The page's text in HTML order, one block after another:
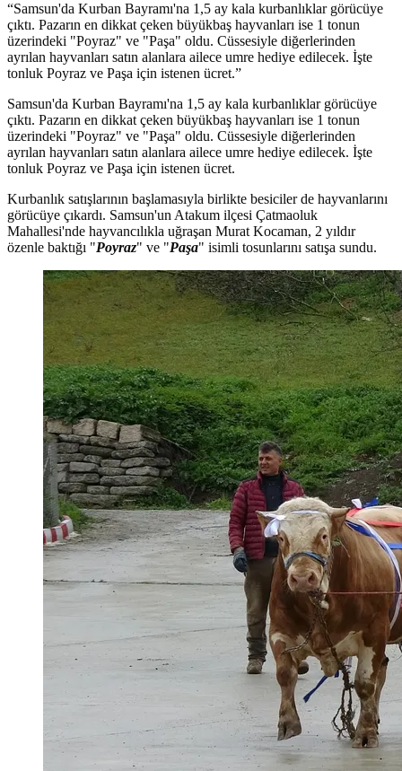
“Samsun'da Kurban Bayramı'na 1,5 ay kala kurbanlıklar görücüye
çıktı. Pazarın en dikkat çeken büyükbaş hayvanları ise 1 tonun
üzerindeki "Poyraz" ve "Paşa" oldu. Cüssesiyle diğerlerinden
ayrılan hayvanları satın alanlara ailece umre hediye edilecek. İşte
tonluk Poyraz ve Paşa için istenen ücret.”
Samsun'da Kurban Bayramı'na 1,5 ay kala kurbanlıklar görücüye
çıktı. Pazarın en dikkat çeken büyükbaş hayvanları ise 1 tonun
üzerindeki "Poyraz" ve "Paşa" oldu. Cüssesiyle diğerlerinden
ayrılan hayvanları satın alanlara ailece umre hediye edilecek. İşte
tonluk Poyraz ve Paşa için istenen ücret.
Kurbanlık satışlarının başlamasıyla birlikte besiciler de hayvanlarını
görücüye çıkardı. Samsun'un Atakum ilçesi Çatmaoluk
Mahallesi'nde hayvancılıkla uğraşan Murat Kocaman, 2 yıldır
özenle baktığı "Poyraz" ve "Paşa" isimli tosunlarını satışa sundu.